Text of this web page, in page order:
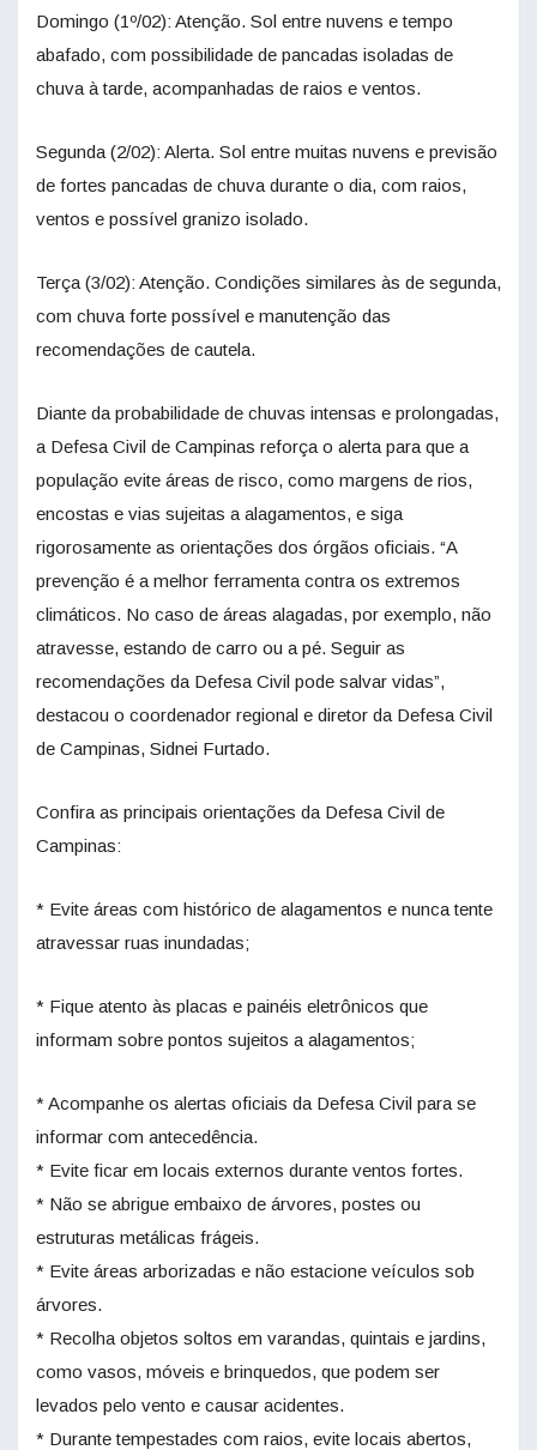
Domingo (1º/02): Atenção. Sol entre nuvens e tempo
abafado, com possibilidade de pancadas isoladas de
chuva à tarde, acompanhadas de raios e ventos.
Segunda (2/02): Alerta. Sol entre muitas nuvens e previsão
de fortes pancadas de chuva durante o dia, com raios,
ventos e possível granizo isolado.
Terça (3/02): Atenção. Condições similares às de segunda,
com chuva forte possível e manutenção das
recomendações de cautela.
Diante da probabilidade de chuvas intensas e prolongadas,
a Defesa Civil de Campinas reforça o alerta para que a
população evite áreas de risco, como margens de rios,
encostas e vias sujeitas a alagamentos, e siga
rigorosamente as orientações dos órgãos oficiais. “A
prevenção é a melhor ferramenta contra os extremos
climáticos. No caso de áreas alagadas, por exemplo, não
atravesse, estando de carro ou a pé. Seguir as
recomendações da Defesa Civil pode salvar vidas”,
destacou o coordenador regional e diretor da Defesa Civil
de Campinas, Sidnei Furtado.
Confira as principais orientações da Defesa Civil de
Campinas:
* Evite áreas com histórico de alagamentos e nunca tente
atravessar ruas inundadas;
* Fique atento às placas e painéis eletrônicos que
informam sobre pontos sujeitos a alagamentos;
* Acompanhe os alertas oficiais da Defesa Civil para se
informar com antecedência.
* Evite ficar em locais externos durante ventos fortes.
* Não se abrigue embaixo de árvores, postes ou
estruturas metálicas frágeis.
* Evite áreas arborizadas e não estacione veículos sob
árvores.
* Recolha objetos soltos em varandas, quintais e jardins,
como vasos, móveis e brinquedos, que podem ser
levados pelo vento e causar acidentes.
* Durante tempestades com raios, evite locais abertos,